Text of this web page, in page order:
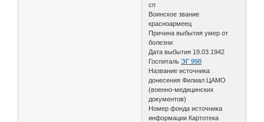
сп
Воинское звание
красноармеец
Причина выбытия умер от
болезни
Дата выбытия 19.03.1942
ГоспитальЭГ 998
Название источника
донесения Филиал ЦАМО
(военно-медицинских
документов)
Номер фонда источника
информации Картотека